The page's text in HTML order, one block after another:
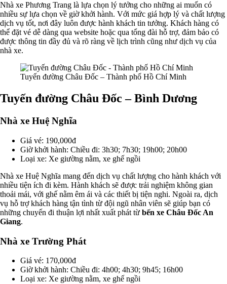
Nhà xe Phương Trang là lựa chọn lý tưởng cho những ai muốn có
nhiều sự lựa chọn về giờ khởi hành. Với mức giá hợp lý và chất lượng
dịch vụ tốt, nơi đây luôn được hành khách tin tưởng. Khách hàng có
thể đặt vé dễ dàng qua website hoặc qua tổng đài hỗ trợ, đảm bảo có
được thông tin đầy đủ và rõ ràng về lịch trình cũng như dịch vụ của
nhà xe.
Tuyến đường Châu Đốc – Thành phố Hồ Chí Minh
Tuyến đường Châu Đốc – Bình Dương
Nhà xe Huệ Nghĩa
Giá vé: 190,000đ
Giờ khởi hành: Chiều đi: 3h30; 7h30; 19h00; 20h00
Loại xe: Xe giường nằm, xe ghế ngồi
Nhà xe Huệ Nghĩa mang đến dịch vụ chất lượng cho hành khách với
nhiều tiện ích đi kèm. Hành khách sẽ được trải nghiệm không gian
thoải mái, với ghế nằm êm ái và các thiết bị tiện nghi. Ngoài ra, dịch
vụ hỗ trợ khách hàng tận tình từ đội ngũ nhân viên sẽ giúp bạn có
những chuyến đi thuận lợi nhất xuất phát từ bến xe Châu Đốc An
Giang.
Nhà xe Trường Phát
Giá vé: 170,000đ
Giờ khởi hành: Chiều đi: 4h00; 4h30; 9h45; 16h00
Loại xe: Xe giường nằm, xe ghế ngồi